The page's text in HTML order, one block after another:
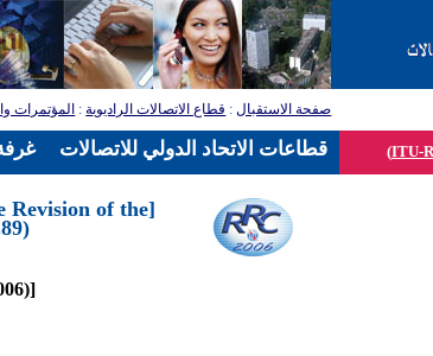
صفحة الاستقبال: قطاع الاتصالات الراديوية: المؤتمرات
Revision of the
[(Geneva, Switzerland, 15 May-16 June 2006)]
قطاعات الاتحاد الدولي للاتصالات